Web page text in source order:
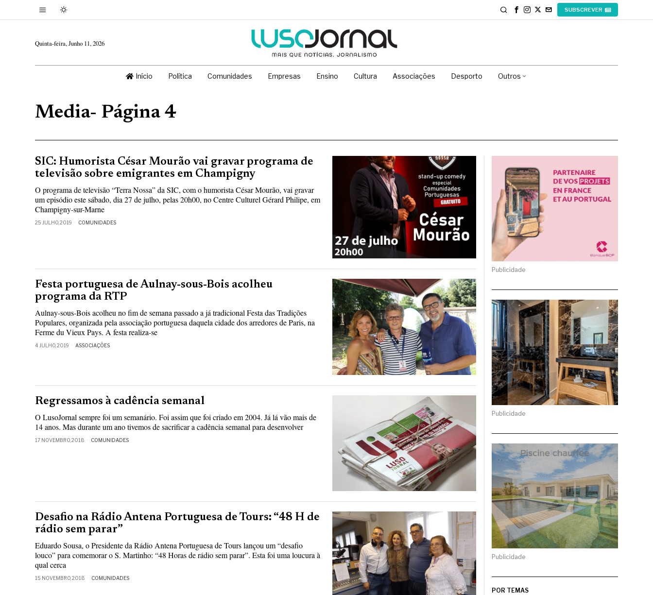
SUBSCREVER
Quinta-feira, Junho 11, 2026
Início Política Comunidades Empresas Ensino Cultura Associações Desporto Outros
Media- Página 4
SIC: Humorista César Mourão vai gravar programa de
televisão sobre emigrantes em Champigny
O programa de televisão “Terra Nossa” da SIC, com o humorista César Mourão, vai gravar
um episódio este sábado, dia 27 de julho, pelas 20h00, no Centre Culturel Gérard Philipe, em
Champigny-sur-Marne
25 JULHO, 2019 COMUNIDADES
Festa portuguesa de Aulnay-sous-Bois acolheu
programa da RTP
Aulnay-sous-Bois acolheu no fim de semana passado a já tradicional Festa das Tradições
Populares, organizada pela associação portuguesa daquela cidade dos arredores de Paris, na
Ferme du Vieux Pays. A festa realiza-se
4 JULHO, 2019 ASSOCIAÇÕES
Regressamos à cadência semanal
O LusoJornal sempre foi um semanário. Foi assim que foi criado em 2004. Já lá vão mais de
14 anos. Mas durante um ano tivemos de sacrificar a cadência semanal para desenvolver
17 NOVEMBRO, 2018 COMUNIDADES
Desafio na Rádio Antena Portuguesa de Tours: “48 H de
rádio sem parar”
Eduardo Sousa, o Presidente da Rádio Antena Portuguesa de Tours lançou um “desafio
louco” para comemorar o S. Martinho: “48 Horas de rádio sem parar”. Esta foi uma loucura à
qual cerca
15 NOVEMBRO, 2018 COMUNIDADES
Publicidade
Publicidade
Publicidade
POR TEMAS